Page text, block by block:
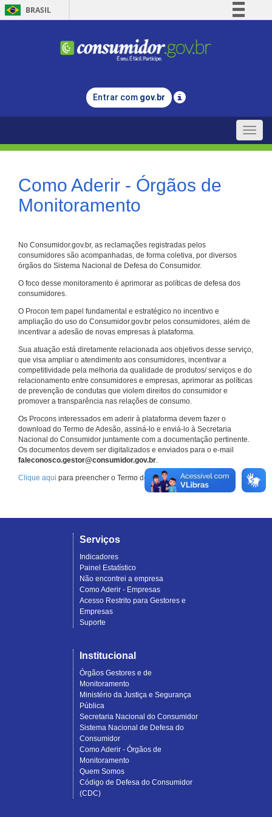
BRASIL
Comunica BR
Legislação
Entrar com gov.br
Toggle
Como Aderir - Órgãos de
Monitoramento
No Consumidor.gov.br, as reclamações registradas pelos
consumidores são acompanhadas, de forma coletiva, por diversos
órgãos do Sistema Nacional de Defesa do Consumidor.
O foco desse monitoramento é aprimorar as políticas de defesa dos
consumidores.
O Procon tem papel fundamental e estratégico no incentivo e
ampliação do uso do Consumidor.gov.br pelos consumidores, além de
incentivar a adesão de novas empresas à plataforma.
Sua atuação está diretamente relacionada aos objetivos desse serviço,
que visa ampliar o atendimento aos consumidores, incentivar a
competitividade pela melhoria da qualidade de produtos/ serviços e do
relacionamento entre consumidores e empresas, aprimorar as políticas
de prevenção de condutas que violem direitos do consumidor e
promover a transparência nas relações de consumo.
Os Procons interessados em aderir à plataforma devem fazer o
download do Termo de Adesão, assiná-lo e enviá-lo à Secretaria
Nacional do Consumidor juntamente com a documentação pertinente.
Os documentos devem ser digitalizados e enviados para o e-mail
faleconosco.gestor@consumidor.gov.br.
Clique aqui para preencher o Termo de Adesão.
Serviços
Indicadores
Painel Estatístico
Não encontrei a empresa
Como Aderir - Empresas
Acesso Restrito para Gestores e
Empresas
Suporte
Institucional
Órgãos Gestores e de
Monitoramento
Ministério da Justiça e Segurança
Pública
Secretaria Nacional do Consumidor
Sistema Nacional de Defesa do
Consumidor
Como Aderir - Órgãos de
Monitoramento
Quem Somos
Código de Defesa do Consumidor
(CDC)